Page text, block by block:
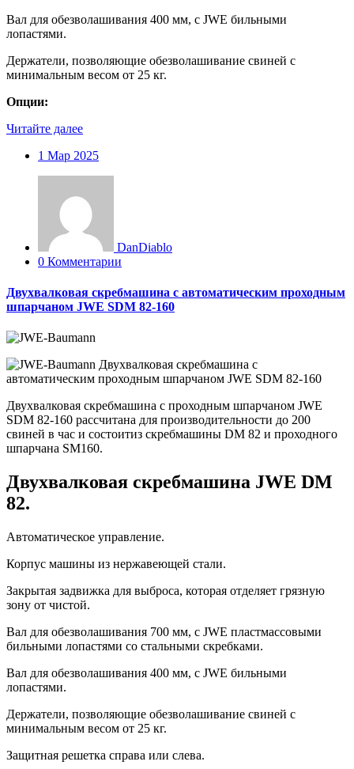
Вал для обезволашивания 400 мм, с JWE бильными
лопастями.
Держатели, позволяющие обезволашивание свиней с
минимальным весом от 25 кг.
Опции:
Читайте далее
1 Мар 2025
DanDiablo
0 Комментарии
Двухвалковая скребмашина с автоматическим проходным
шпарчаном JWE SDM 82-160
Двухвалковая скребмашина с проходным шпарчаном JWE
SDM 82-160 рассчитана для производительности до 200
свиней в час и состоитиз скребмашины DM 82 и проходного
шпарчана SM160.
Двухвалковая скребмашина JWE DM
82.
Автоматическое управление.
Корпус машины из нержавеющей стали.
Закрытая задвижка для выброса, которая отделяет грязную
зону от чистой.
Вал для обезволашивания 700 мм, с JWE пластмассовыми
бильными лопастями со стальными скребками.
Вал для обезволашивания 400 мм, с JWE бильными
лопастями.
Держатели, позволяющие обезволашивание свиней с
минимальным весом от 25 кг.
Защитная решетка справа или слева.